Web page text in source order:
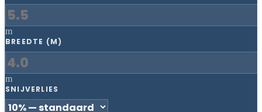
m
BREEDTE (M)
m
SNIJVERLIES